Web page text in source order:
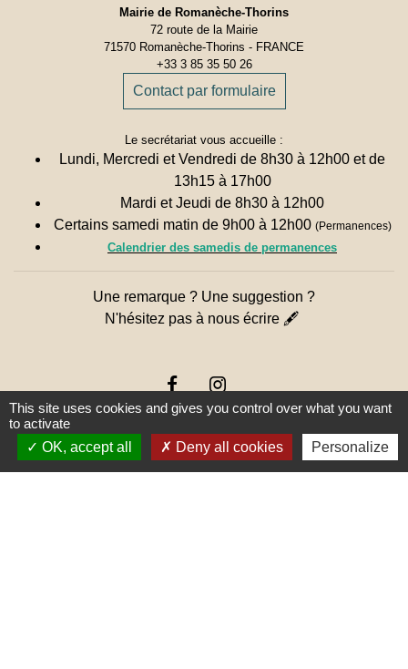
Mairie de Romanèche-Thorins
72 route de la Mairie
71570 Romanèche-Thorins - FRANCE
+33 3 85 35 50 26
Contact par formulaire
Le secrétariat vous accueille :
Lundi, Mercredi et Vendredi de 8h30 à 12h00 et de
13h15 à 17h00
Mardi et Jeudi de 8h30 à 12h00
Certains samedi matin de 9h00 à 12h00 (Permanences)
Calendrier des samedis de permanences
Une remarque ? Une suggestion ?
N'hésitez pas à nous écrire 🖋
This site uses cookies and gives you control over what you want
to activate
OK, accept all
Deny all cookies Personalize